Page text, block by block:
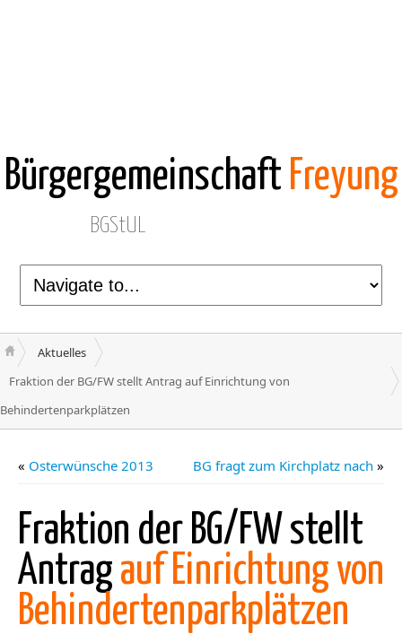
Bürgergemeinschaft Freyung
BGStUL
Aktuelles
Fraktion der BG/FW stellt Antrag auf Einrichtung von
Behindertenparkplätzen
« Osterwünsche 2013 BG fragt zum Kirchplatz nach »
Fraktion der BG/FW stellt
Antrag auf Einrichtung von
Behindertenparkplätzen